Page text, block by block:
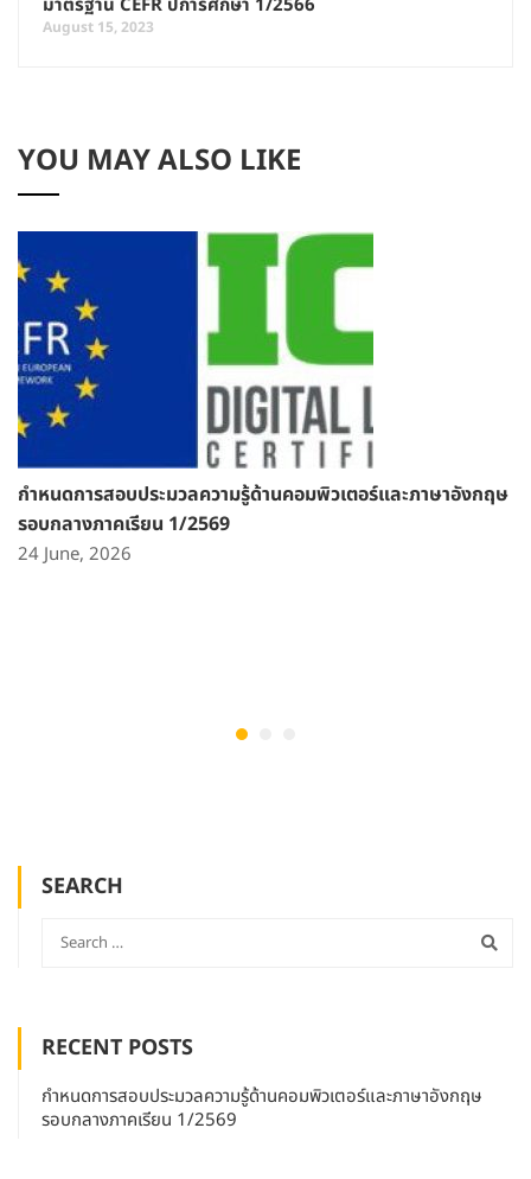
August 15, 2023
YOU MAY ALSO LIKE
กำหนดการสอบประมวลความรู้ด้านคอมพิวเตอร์และภาษาอังกฤษ
รอบกลางภาคเรียน 1/2569
24 June, 2026
SEARCH
RECENT POSTS
กำหนดการสอบประมวลความรู้ด้านคอมพิวเตอร์และภาษาอังกฤษ
รอบกลางภาคเรียน 1/2569